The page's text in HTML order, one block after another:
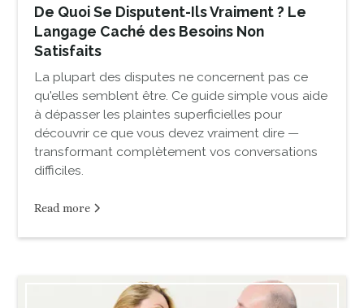
De Quoi Se Disputent-Ils Vraiment ? Le
Langage Caché des Besoins Non
Satisfaits
La plupart des disputes ne concernent pas ce
qu'elles semblent être. Ce guide simple vous aide
à dépasser les plaintes superficielles pour
découvrir ce que vous devez vraiment dire —
transformant complètement vos conversations
difficiles.
Read more